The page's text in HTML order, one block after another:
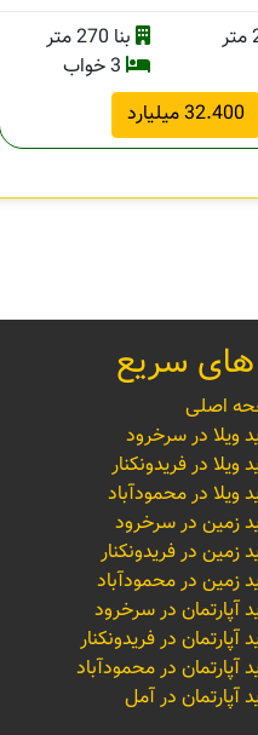
بنا 270 متر
32.400 میلیارد
سریع
اصلی
ویلا در سرخرود
ویلا در فریدونکنار
ویلا در محمودآباد
زمین در سرخرود
زمین در فریدونکنار
زمین در محمودآباد
آپارتمان در سرخرود
آپارتمان در فریدونکنار
آپارتمان در محمودآباد
آپارتمان در آمل